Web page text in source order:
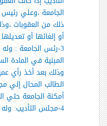
الجامعة ،وعلي رئيس
ذلك من العقوبات
أو إلغائها أو
3- رئس الجامعة :
المبنية في المادة
وذلك بعد أخذ رأي
الطالب المحال إلي
أمكنة الجامعة حتي
4-مجلس التأديب: